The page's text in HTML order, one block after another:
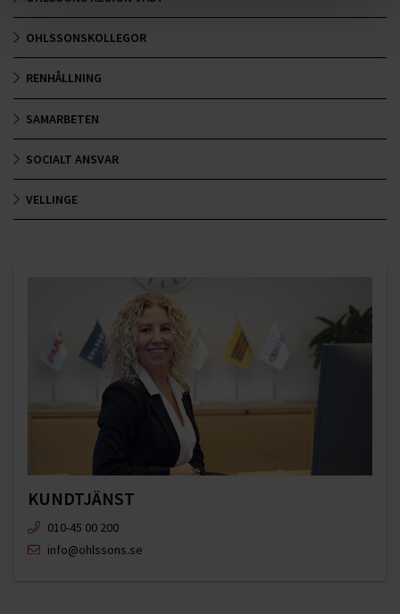
OHLSSONSKOLLEGOR
RENHÅLLNING
SAMARBETEN
SOCIALT ANSVAR
VELLINGE
KUNDTJÄNST
010-45 00 200​
info@ohlssons.se